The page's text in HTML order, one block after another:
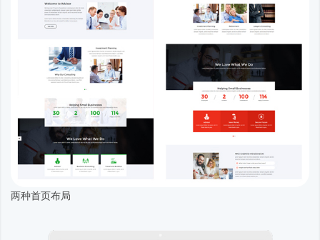
两种首页布局